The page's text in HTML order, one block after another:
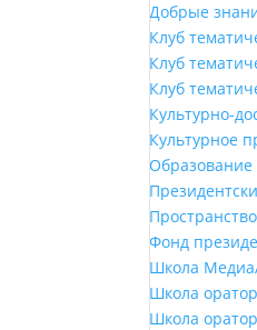
Добрые
Клуб
Клуб
Клуб
Культурно-
Культурное
Образование
Фонд
Школа
Школа
Школа